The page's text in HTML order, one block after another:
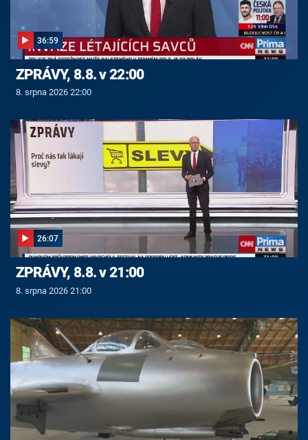
36:59
ZPRÁVY, 8.8. v 22:00
8. srpna 2026 22:00
26:07
ZPRÁVY, 8.8. v 21:00
8. srpna 2026 21:00